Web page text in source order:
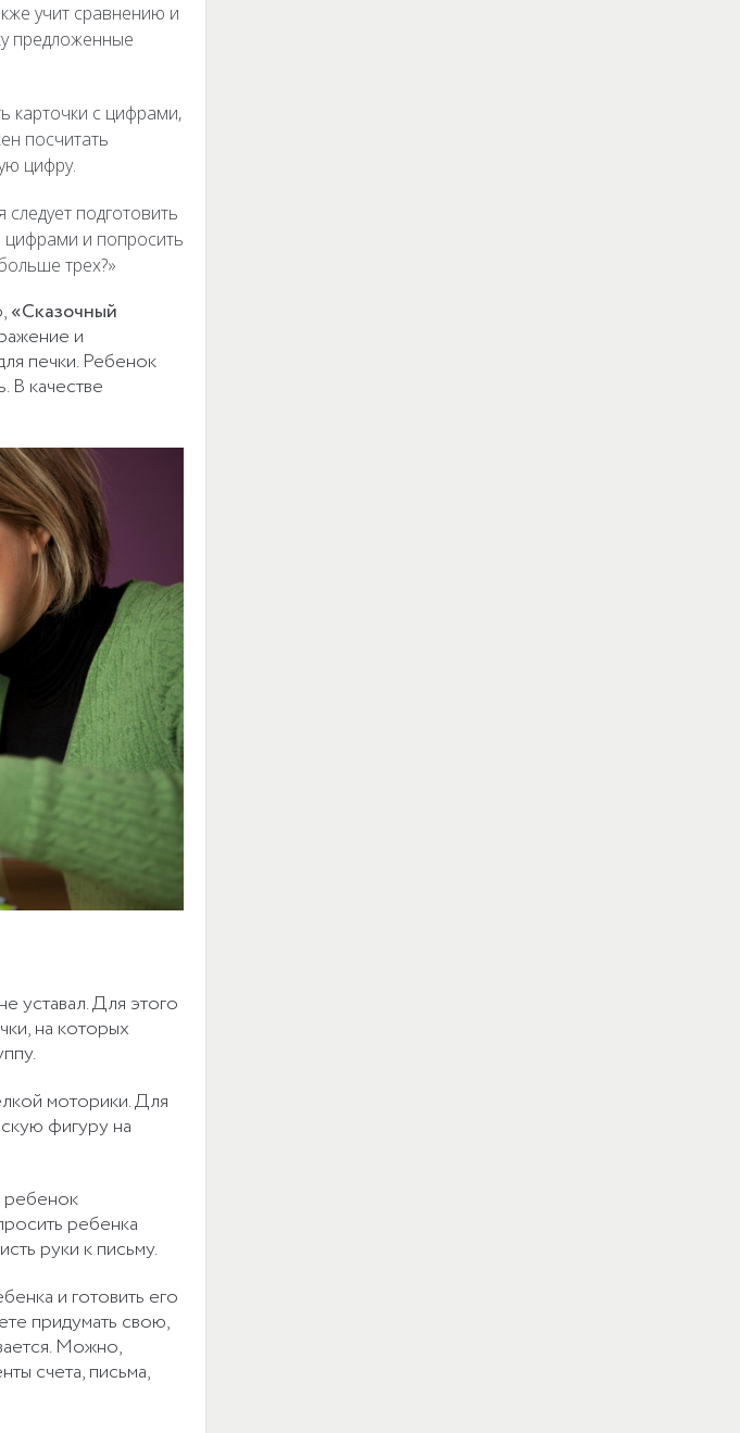
учит сравнению и
предложенные
карточки с цифрами,
посчитать
цифру.
подготовить
цифрами и попросить
трех?»
«Сказочный
и
печки. Ребенок
В качестве
уставал. Для этого
на которых
моторики. Для
фигуру на
ребенок
ребенка
руки к письму.
и готовить его
придумать свою,
Можно,
счета, письма,